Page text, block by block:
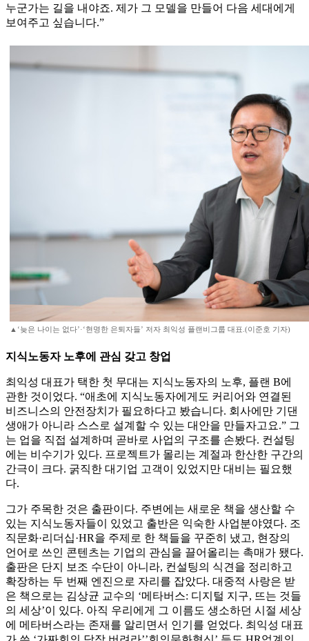
누군가는 길을 내야죠. 제가 그 모델을 만들어 다음 세대에게
보여주고 싶습니다.”
▲‘늦은 나이는 없다’·‘현명한 은퇴자들’ 저자 최익성 플랜비그룹 대표.(이준호 기자)
지식노동자 노후에 관심 갖고 창업
최익성 대표가 택한 첫 무대는 지식노동자의 노후, 플랜 B에
관한 것이었다. “애초에 지식노동자에게도 커리어와 연결된
비즈니스의 안전장치가 필요하다고 봤습니다. 회사에만 기댄
생애가 아니라 스스로 설계할 수 있는 대안을 만들자고요.” 그
는 업을 직접 설계하며 곧바로 사업의 구조를 손봤다. 컨설팅
에는 비수기가 있다. 프로젝트가 몰리는 계절과 한산한 구간의
간극이 크다. 굵직한 대기업 고객이 있었지만 대비는 필요했
다.
그가 주목한 것은 출판이다. 주변에는 새로운 책을 생산할 수
있는 지식노동자들이 있었고 출반은 익숙한 사업분야였다. 조
직문화·리더십·HR을 주제로 한 책들을 꾸준히 냈고, 현장의
언어로 쓰인 콘텐츠는 기업의 관심을 끌어올리는 촉매가 됐다.
출판은 단지 보조 수단이 아니라, 컨설팅의 식견을 정리하고
확장하는 두 번째 엔진으로 자리를 잡았다. 대중적 사랑은 받
은 책으로는 김상균 교수의 ‘메타버스: 디지털 지구, 뜨는 것들
의 세상’이 있다. 아직 우리에게 그 이름도 생소하던 시절 세상
에 메타버스라는 존재를 알리면서 인기를 얻었다. 최익성 대표